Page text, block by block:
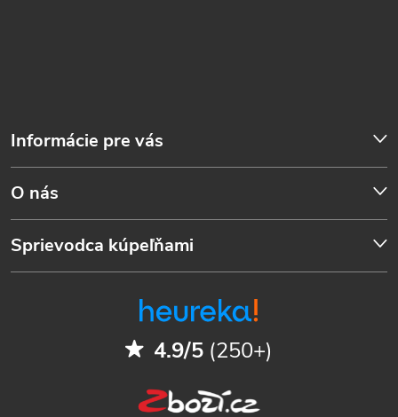
Informácie pre vás
O nás
Sprievodca kúpeľňami
4.9/5 (250+)